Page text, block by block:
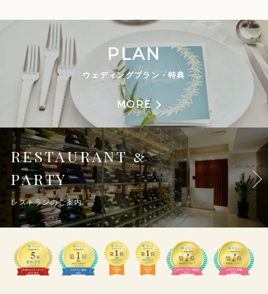
PLAN
ウェディングプラン・特典
MORE
RESTAURANT&
PARTY
レストランのご案内